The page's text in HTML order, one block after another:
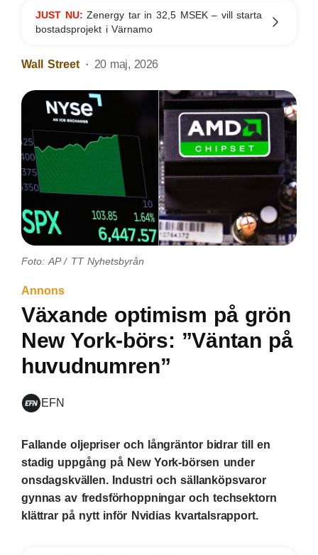
JUST NU:Zenergy tar in 32,5 MSEK – vill starta
bostadsprojekt i Värnamo
Wall Street 20 maj, 2026
Foto: AP / TT Nyhetsbyrån
Annons
Växande optimism på grön
New York-börs: ”Väntan på
huvudnumren”
EFN
Fallande oljepriser och långräntor bidrar till en
stadig uppgång på New York-börsen under
onsdagskvällen. Industri och sällanköpsvaror
gynnas av fredsförhoppningar och techsektorn
klättrar på nytt inför Nvidias kvartalsrapport.